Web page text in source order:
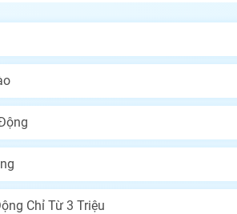
Chỉ Từ 3 Triệu